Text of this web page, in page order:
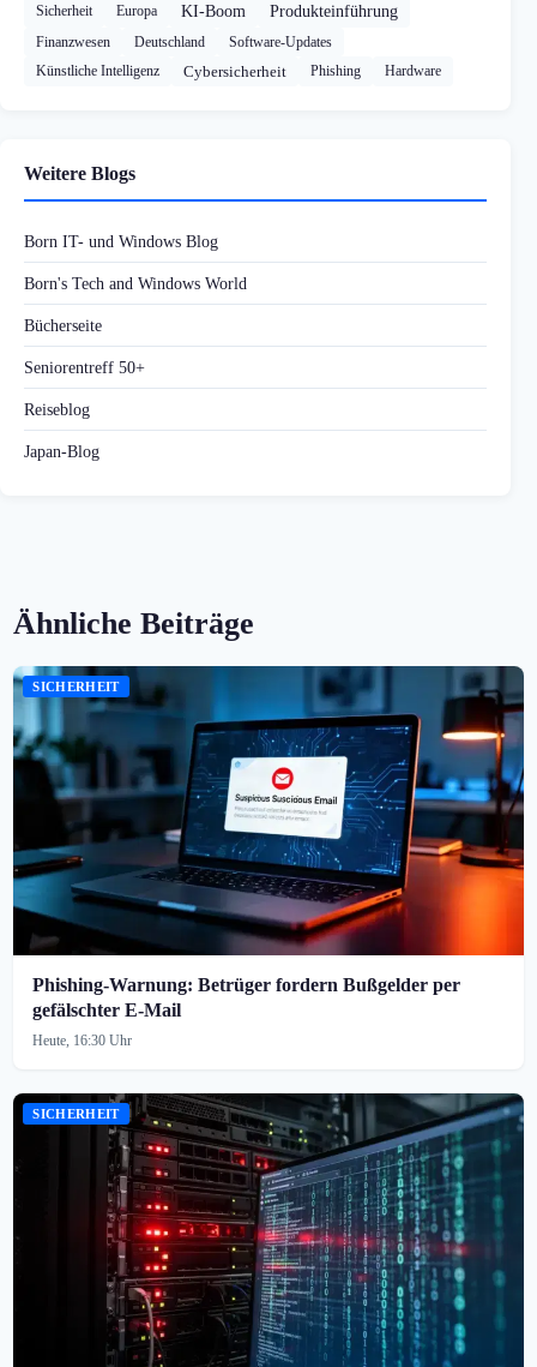
Sicherheit Europa KI-Boom Produkteinführung
Finanzwesen Deutschland
Software-Updates
Künstliche Intelligenz
Cybersicherheit Phishing Hardware
Weitere Blogs
Born IT- und Windows Blog
Born's Tech and Windows World
Bücherseite
Seniorentreff 50+
Reiseblog
Japan-Blog
Ähnliche Beiträge
SICHERHEIT
Phishing-Warnung: Betrüger fordern Bußgelder per
gefälschter E-Mail
Heute, 16:30 Uhr
SICHERHEIT